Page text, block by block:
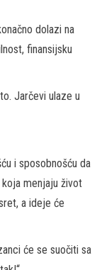
dolazi na
finansijsku
Jarčevi ulaze u
i sposobnošću da
menjaju život
a ideje će
će se suočiti sa